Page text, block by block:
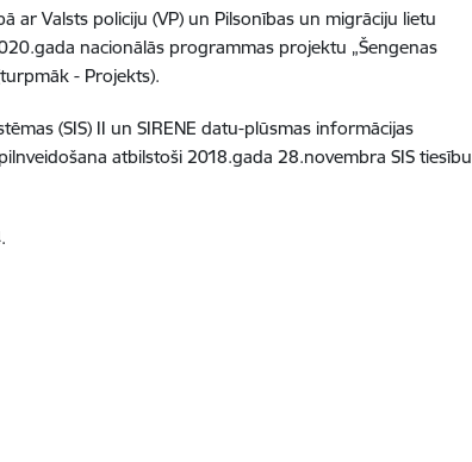
ar Valsts policiju (VP) un Pilsonības un migrāciju lietu
nacionālās programmas projektu „Šengenas
- Projekts).
(SIS) II un SIRENE datu-plūsmas informācijas
atbilstoši 2018.gada 28.novembra SIS tiesību